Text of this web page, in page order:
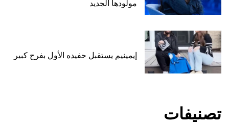
مولودها الجديد
إيمينيم يستقبل حفيده الأول بفرح كبير
تصنيفات